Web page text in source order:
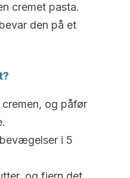
cremet pasta.
den på et
og påfør
i 5